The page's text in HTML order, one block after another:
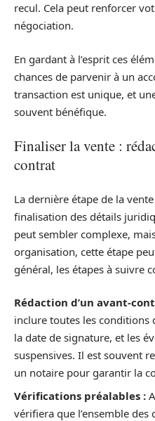
recul. Cela peut renforcer
négociation.
En gardant à l’esprit ces
chances de parvenir à un
transaction est unique, et
souvent bénéfique.
Finaliser la vente :
contrat
La dernière étape de la
finalisation des détails
peut sembler complexe,
organisation, cette étape
général, les étapes à suivre
Rédaction d’un avant-
inclure toutes les conditions
la date de signature, et les
suspensives. Il est souvent
un notaire pour garantir la
Vérifications préalables :
vérifiera que l’ensemble